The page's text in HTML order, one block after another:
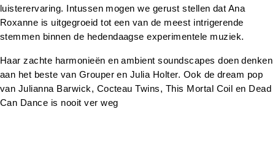
luisterervaring. Intussen mogen we gerust stellen dat Ana
Roxanne is uitgegroeid tot een van de meest intrigerende
stemmen binnen de hedendaagse experimentele muziek.
Haar zachte harmonieën en ambient soundscapes doen denken
aan het beste van Grouper en Julia Holter. Ook de dream pop
van Julianna Barwick, Cocteau Twins, This Mortal Coil en Dead
Can Dance is nooit ver weg